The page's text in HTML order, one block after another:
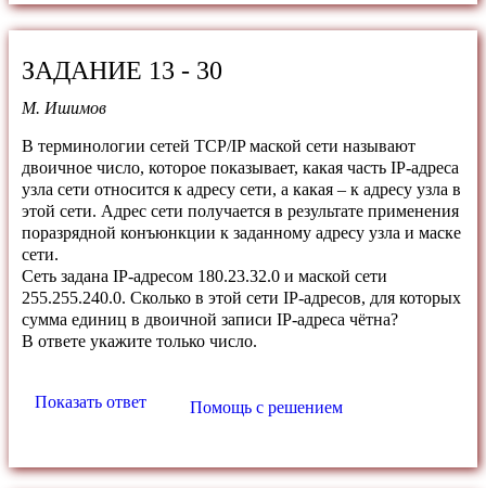
ЗАДАНИЕ 13 - 30
М. Ишимов
В терминологии сетей TCP/IP маской сети называют
двоичное число, которое показывает, какая часть IP-адреса
узла сети относится к адресу сети, а какая – к адресу узла в
этой сети. Адрес сети получается в результате применения
поразрядной конъюнкции к заданному адресу узла и маске
сети.
Сеть задана IP-адресом 180.23.32.0 и маской сети
255.255.240.0. Сколько в этой сети IP-адресов, для которых
сумма единиц в двоичной записи IP-адреса чётна?
В ответе укажите только число.
Показать ответ Помощь с решением